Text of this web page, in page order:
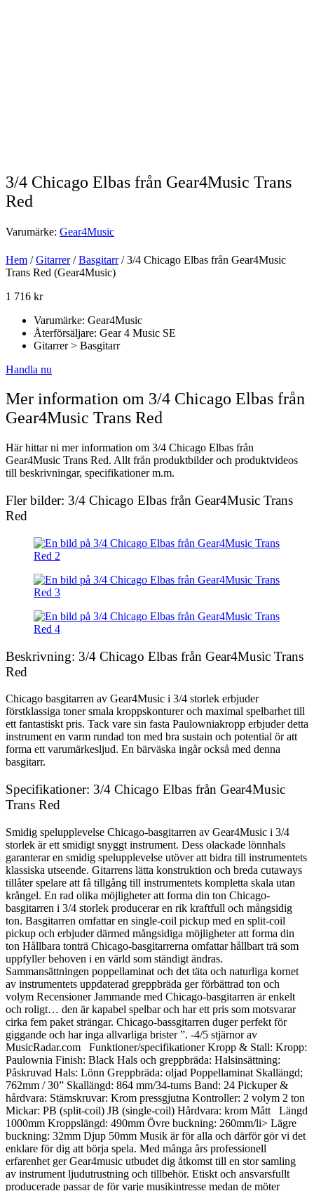
3/4 Chicago Elbas från Gear4Music Trans
Red
Varumärke: Gear4Music
Hem /Gitarrer/Basgitarr/ 3/4 Chicago Elbas från Gear4Music
Trans Red (Gear4Music)
1 716 kr
Varumärke: Gear4Music
Återförsäljare: Gear 4 Music SE
Gitarrer > Basgitarr
Handla nu
Mer information om 3/4 Chicago Elbas från
Gear4Music Trans Red
Här hittar ni mer information om 3/4 Chicago Elbas från
Gear4Music Trans Red. Allt från produktbilder och produktvideos
till beskrivningar, specifikationer m.m.
Fler bilder: 3/4 Chicago Elbas från Gear4Music Trans
Red
Beskrivning: 3/4 Chicago Elbas från Gear4Music Trans
Red
Chicago basgitarren av Gear4Music i 3/4 storlek erbjuder
förstklassiga toner smala kroppskonturer och maximal spelbarhet till
ett fantastiskt pris. Tack vare sin fasta Paulowniakropp erbjuder detta
instrument en varm rundad ton med bra sustain och potential ör att
forma ett varumärkesljud. En bärväska ingår också med denna
basgitarr.
Specifikationer: 3/4 Chicago Elbas från Gear4Music
Trans Red
Smidig spelupplevelse Chicago-basgitarren av Gear4Music i 3/4
storlek är ett smidigt snyggt instrument. Dess olackade lönnhals
garanterar en smidig spelupplevelse utöver att bidra till instrumentets
klassiska utseende. Gitarrens lätta konstruktion och breda cutaways
tillåter spelare att få tillgång till instrumentets kompletta skala utan
krångel. En rad olika möjligheter att forma din ton Chicago-
basgitarren i 3/4 storlek producerar en rik kraftfull och mångsidig
ton. Basgitarren omfattar en single-coil pickup med en split-coil
pickup och erbjuder därmed mångsidiga möjligheter att forma din
ton Hållbara tonträ Chicago-basgitarrerna omfattar hållbart trä som
uppfyller behoven i en värld som ständigt ändras.
Sammansättningen poppellaminat och det täta och naturliga kornet
av instrumentets uppdaterad greppbräda ger förbättrad ton och
volym Recensioner Jammande med Chicago-basgitarren är enkelt
och roligt… den är kapabel spelbar och har ett pris som motsvarar
cirka fem paket strängar. Chicago-bassgitarren duger perfekt för
giggande och har inga allvarliga brister ”. -4/5 stjärnor av
MusicRadar.com Funktioner/specifikationer Kropp & Stall: Kropp:
Paulownia Finish: Black Hals och greppbräda: Halsinsättning:
Påskruvad Hals: Lönn Greppbräda: oljad Poppellaminat Skallängd;
762mm / 30” Skallängd: 864 mm/34-tums Band: 24 Pickuper &
hårdvara: Stämskruvar: Krom pressgjutna Kontroller: 2 volym 2 ton
Mickar: PB (split-coil) JB (single-coil) Hårdvara: krom Mått Längd
1000mm Kroppslängd: 490mm Övre buckning: 260mm/li> Lägre
buckning: 32mm Djup 50mm Musik är för alla och därför gör vi det
enklare för dig att börja spela. Med många års professionell
erfarenhet ger Gear4music utbudet dig åtkomst till en stor samling
av instrument ljudutrustning och tillbehör. Etiskt och ansvarsfullt
producerade passar de för varje musikintresse medan de möter